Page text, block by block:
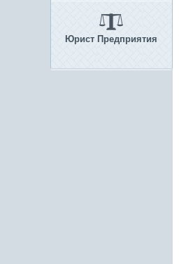
Юрист Предприятия